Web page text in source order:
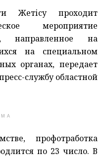
Жетісу проходит
мероприятие
направленное на
на специальном
органах, передает
службу областной
профотработка
по 23 число. В